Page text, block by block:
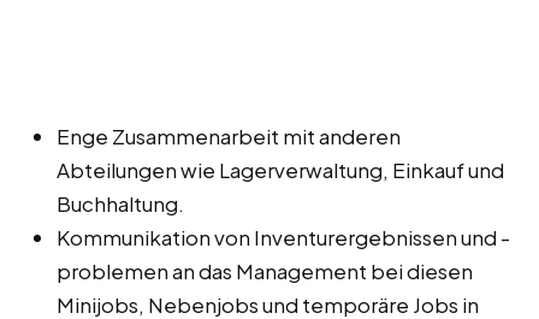
Enge Zusammenarbeit mit anderen
Abteilungen wie Lagerverwaltung, Einkauf und
Buchhaltung.
Kommunikation von Inventurergebnissen und -
problemen an das Management bei diesen
Minijobs, Nebenjobs und temporäre Jobs in